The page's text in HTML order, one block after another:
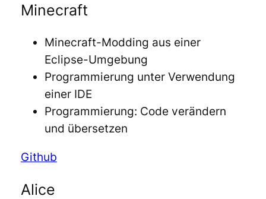
Minecraft
Minecraft-Modding aus einer
Eclipse-Umgebung
Programmierung unter Verwendung
einer IDE
Programmierung: Code verändern
und übersetzen
Github
Alice